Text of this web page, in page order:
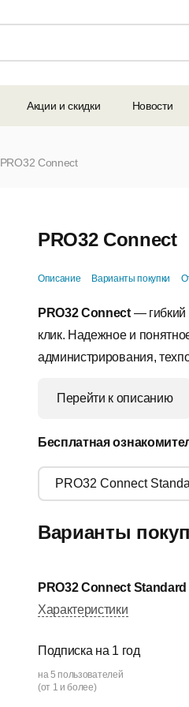
Акции и скидки Новости
PRO32 Connect
PRO32 Connect
Описание Варианты покупки
PRO32 Connect— гибкий
клик. Надежное и
администрирования,
Перейти к описанию
Бесплатная
PRO32 Connect
Варианты
PRO32 Connect Standard
Характеристики
Подписка на 1 год
на 5 пользователей
(от 1 и более)